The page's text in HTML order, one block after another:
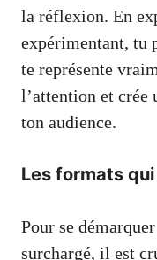
la réflexion. En
expérimentant, tu
te représente
l’attention et crée
ton audience.
Les formats
Pour se
surchargé, il est